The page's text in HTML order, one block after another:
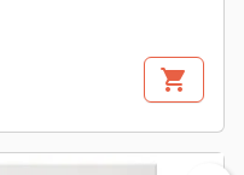
shopping_cart